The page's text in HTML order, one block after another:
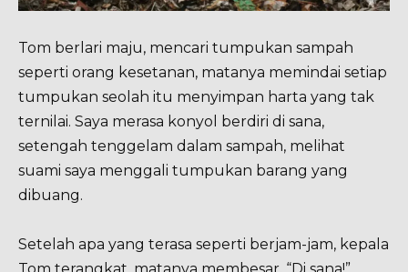
Tom berlari maju, mencari tumpukan sampah
seperti orang kesetanan, matanya memindai setiap
tumpukan seolah itu menyimpan harta yang tak
ternilai. Saya merasa konyol berdiri di sana,
setengah tenggelam dalam sampah, melihat
suami saya menggali tumpukan barang yang
dibuang.
Setelah apa yang terasa seperti berjam-jam, kepala